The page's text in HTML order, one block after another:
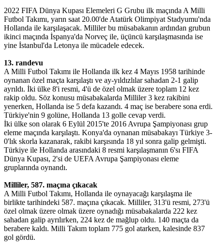
2022 FIFA Dünya Kupası Elemeleri G Grubu ilk maçında A Milli
Futbol Takımı, yarın saat 20.00'de Atatürk Olimpiyat Stadyumu'nda
Hollanda ile karşılaşacak. Milliler bu müsabakanın ardından grubun
ikinci maçında İspanya'da Norveç ile, üçüncü karşılaşmasında ise
yine İstanbul'da Letonya ile mücadele edecek.
13. randevu
A Milli Futbol Takımı ile Hollanda ilk kez 4 Mayıs 1958 tarihinde
oynanan özel maçta karşılaştı ve ay-yıldızlılar sahadan 2-1 galip
ayrıldı. İki ülke 8'i resmi, 4'ü de özel olmak üzere toplam 12 kez
rakip oldu. Söz konusu müsabakalarda Milliler 3 kez rakibini
yenerken, Hollanda ise 5 defa kazandı. 4 maç ise berabere sona erdi.
Türkiye'nin 9 golüne, Hollanda 13 golle cevap verdi.
İki ülke son olarak 6 Eylül 2015'te 2016 Avrupa Şampiyonası grup
eleme maçında karşılaştı. Konya'da oynanan müsabakayı Türkiye 3-
0'lık skorla kazanarak, rakibi karşısında 18 yıl sonra galip gelmişti.
Türkiye ile Hollanda arasındaki 8 resmi karşılaşmanın 6'sı FIFA
Dünya Kupası, 2'si de UEFA Avrupa Şampiyonası eleme
gruplarında oynandı.
Milliler, 587. maçına çıkacak
A Milli Futbol Takımı, Hollanda ile oynayacağı karşılaşma ile
birlikte tarihindeki 587. maçına çıkacak. Milliler, 313'ü resmi, 273'ü
özel olmak üzere olmak üzere oynadığı müsabakalarda 222 kez
sahadan galip ayrılırken, 224 kez de mağlup oldu. 140 maçta da
berabere kaldı. Milli Takım toplam 775 gol atarken, kalesinde 837
gol gördü.